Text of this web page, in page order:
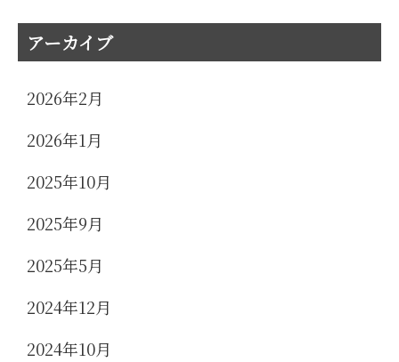
アーカイブ
2026年2月
2026年1月
2025年10月
2025年9月
2025年5月
2024年12月
2024年10月